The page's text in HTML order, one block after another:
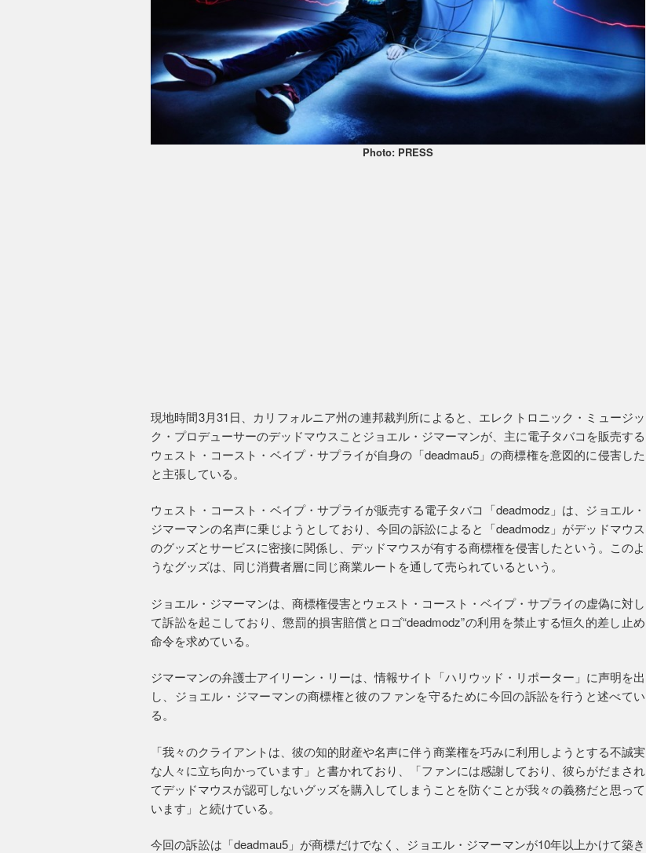
Photo: PRESS
現地時間3月31日、カリフォルニア州の連邦裁判所によると、エレクトロニック・ミュージッ
ク・プロデューサーのデッドマウスことジョエル・ジマーマンが、主に電子タバコを販売する
ウェスト・コースト・ベイプ・サプライが自身の「deadmau5」の商標権を意図的に侵害した
と主張している。
ウェスト・コースト・ベイプ・サプライが販売する電子タバコ「deadmodz」は、ジョエル・
ジマーマンの名声に乗じようとしており、今回の訴訟によると「deadmodz」がデッドマウス
のグッズとサービスに密接に関係し、デッドマウスが有する商標権を侵害したという。このよ
うなグッズは、同じ消費者層に同じ商業ルートを通して売られているという。
ジョエル・ジマーマンは、商標権侵害とウェスト・コースト・ベイプ・サプライの虚偽に対し
て訴訟を起こしており、懲罰的損害賠償とロゴ“deadmodz”の利用を禁止する恒久的差し止め
命令を求めている。
ジマーマンの弁護士アイリーン・リーは、情報サイト「ハリウッド・リポーター」に声明を出
し、ジョエル・ジマーマンの商標権と彼のファンを守るために今回の訴訟を行うと述べてい
る。
「我々のクライアントは、彼の知的財産や名声に伴う商業権を巧みに利用しようとする不誠実
な人々に立ち向かっています」と書かれており、「ファンには感謝しており、彼らがだまされ
てデッドマウスが認可しないグッズを購入してしまうことを防ぐことが我々の義務だと思って
います」と続けている。
今回の訴訟は「deadmau5」が商標だけでなく、ジョエル・ジマーマンが10年以上かけて築き